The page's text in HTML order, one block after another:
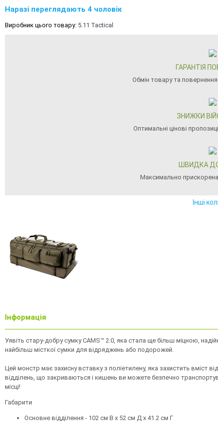
Наразі переглядають 4 чоловік
Виробник цього товару: 5.11 Tactical
ГАРАНТІЯ
Обмін товару та
ЗНИЖКИ
Оптимальні цінові
ШВИДКА
Максимально
Інші
Інформація
Уявіть стару-добру сумку CAMS™ 2.0, яка стала ще більш міцною,
найбільш місткої сумки для відряджень або подорожей.
Цей монстр має захисну вставку з поліетилену, яка захистить вміст
відділень, що закриваються і кишень ви можете безпечно
місці!
Габарити
Основне відділення - 102 см В х 52 см Д х 41.2 см Г